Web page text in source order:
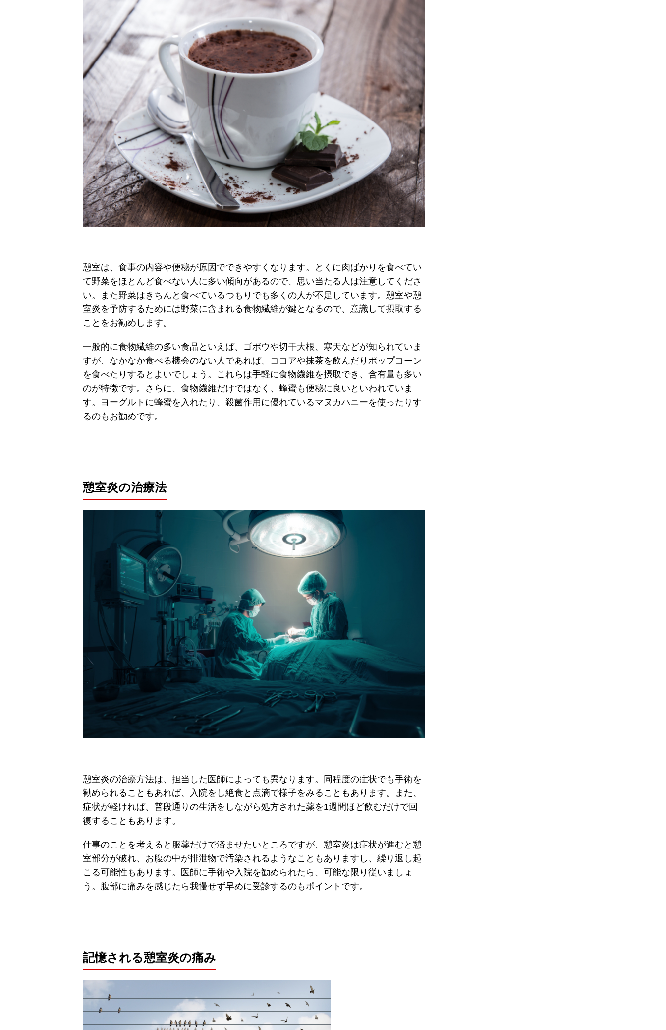
憩室は、食事の内容や便秘が原因でできやすくなります。とくに肉ばかりを食べてい
て野菜をほとんど食べない人に多い傾向があるので、思い当たる人は注意してくださ
い。また野菜はきちんと食べているつもりでも多くの人が不足しています。憩室や憩
室炎を予防するためには野菜に含まれる食物繊維が鍵となるので、意識して摂取する
ことをお勧めします。
一般的に食物繊維の多い食品といえば、ゴボウや切干大根、寒天などが知られていま
すが、なかなか食べる機会のない人であれば、ココアや抹茶を飲んだりポップコーン
を食べたりするとよいでしょう。これらは手軽に食物繊維を摂取でき、含有量も多い
のが特徴です。さらに、食物繊維だけではなく、蜂蜜も便秘に良いといわれていま
す。ヨーグルトに蜂蜜を入れたり、殺菌作用に優れているマヌカハニーを使ったりす
るのもお勧めです。
憩室炎の治療法
憩室炎の治療方法は、担当した医師によっても異なります。同程度の症状でも手術を
勧められることもあれば、入院をし絶食と点滴で様子をみることもあります。また、
症状が軽ければ、普段通りの生活をしながら処方された薬を1週間ほど飲むだけで回
復することもあります。
仕事のことを考えると服薬だけで済ませたいところですが、憩室炎は症状が進むと憩
室部分が破れ、お腹の中が排泄物で汚染されるようなこともありますし、繰り返し起
こる可能性もあります。医師に手術や入院を勧められたら、可能な限り従いましょ
う。腹部に痛みを感じたら我慢せず早めに受診するのもポイントです。
記憶される憩室炎の痛み